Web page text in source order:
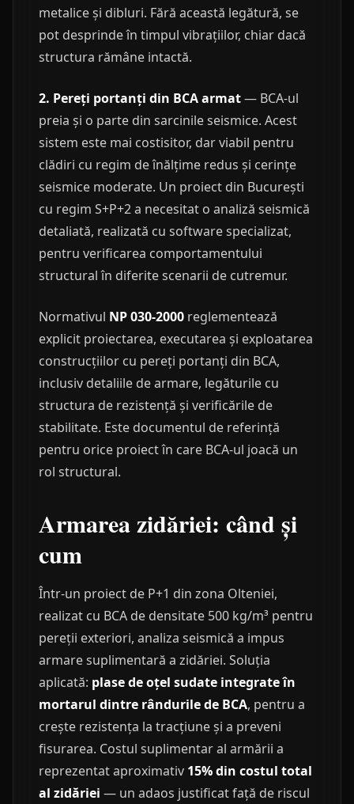
metalice și dibluri. Fără această legătură, se
pot desprinde în timpul vibrațiilor, chiar dacă
structura rămâne intactă.
2. Pereți portanți din BCA armat— BCA-ul
preia și o parte din sarcinile seismice. Acest
sistem este mai costisitor, dar viabil pentru
clădiri cu regim de înălțime redus și cerințe
seismice moderate. Un proiect din București
cu regim S+P+2 a necesitat o analiză seismică
detaliată, realizată cu software specializat,
pentru verificarea comportamentului
structural în diferite scenarii de cutremur.
Normativul NP 030-2000 reglementează
explicit proiectarea, executarea și exploatarea
construcțiilor cu pereți portanți din BCA,
inclusiv detaliile de armare, legăturile cu
structura de rezistență și verificările de
stabilitate. Este documentul de referință
pentru orice proiect în care BCA-ul joacă un
rol structural.
Armarea zidăriei: când și
cum
Într-un proiect de P+1 din zona Olteniei,
realizat cu BCA de densitate 500 kg/m³ pentru
pereții exteriori, analiza seismică a impus
armare suplimentară a zidăriei. Soluția
aplicată: plase de oțel sudate integrate în
mortarul dintre rândurile de BCA, pentru a
crește rezistența la tracțiune și a preveni
fisurarea. Costul suplimentar al armării a
reprezentat aproximativ 15% din costul total
al zidăriei — un adaos justificat față de riscul